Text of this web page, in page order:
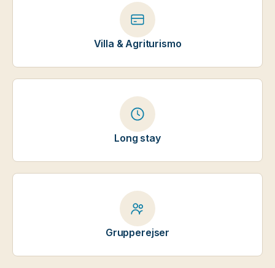
Villa & Agriturismo
Long stay
Grupperejser